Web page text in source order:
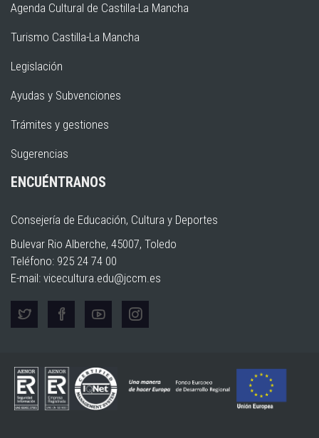
Agenda Cultural de Castilla-La Mancha
Turismo Castilla-La Mancha
Legislación
Ayudas y Subvenciones
Trámites y gestiones
Sugerencias
ENCUÉNTRANOS
Consejería de Educación, Cultura y Deportes
Bulevar Rio Alberche, 45007, Toledo
Teléfono: 925 24 74 00
E-mail: vicecultura.edu@jccm.es